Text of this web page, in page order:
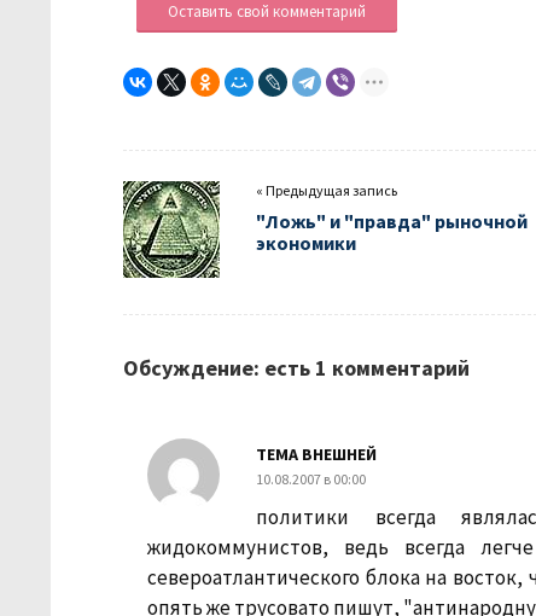
Оставить свой комментарий
« Предыдущая запись
"Ложь" и "правда" рыночной
экономики
Обсуждение: есть 1 комментарий
ТЕМА ВНЕШНЕЙ
10.08.2007 в 00:00
политики всегда
жидокоммунистов, ведь всегда
североатлантического блока на
опять же трусовато пишут,